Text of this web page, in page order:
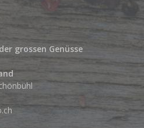
grossen Genüsse